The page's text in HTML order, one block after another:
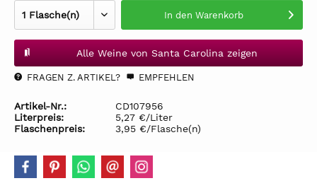
In den Warenkorb
Alle Weine von Santa Carolina zeigen
FRAGEN Z. ARTIKEL? EMPFEHLEN
Artikel-Nr.:
CD107956
Literpreis:
5,27 €/Liter
Flaschenpreis:
3,95 €/Flasche(n)